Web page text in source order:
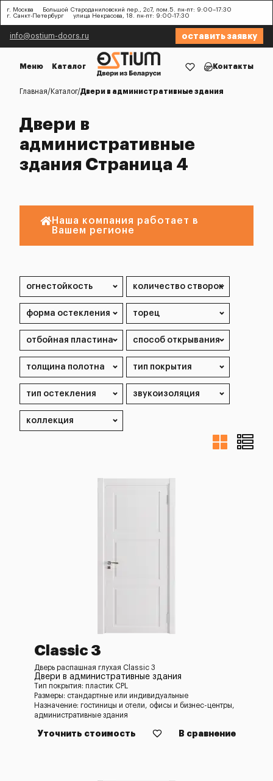
г. Москва
Большой Староданиловский пер., 2с7, пом.5. пн-пт: 9:00–17:30
г. Санкт-Петербург
улица Некрасова, 18. пн-пт: 9:00-17:30
info@ostium-doors.ru оставить заявку
Меню Каталог Контакты
Главная Каталог Двери в административные здания
Двери в
административные
здания Страница 4
Наша компания работает в
Вашем регионе
Classic 3
Дверь распашная глухая Classic 3
Двери в административные здания
Тип покрытия: пластик CPL
Размеры: стандартные или индивидуальные
Назначение: гостиницы и отели, офисы и бизнес-центры,
административные здания
Уточнить стоимость В сравнение